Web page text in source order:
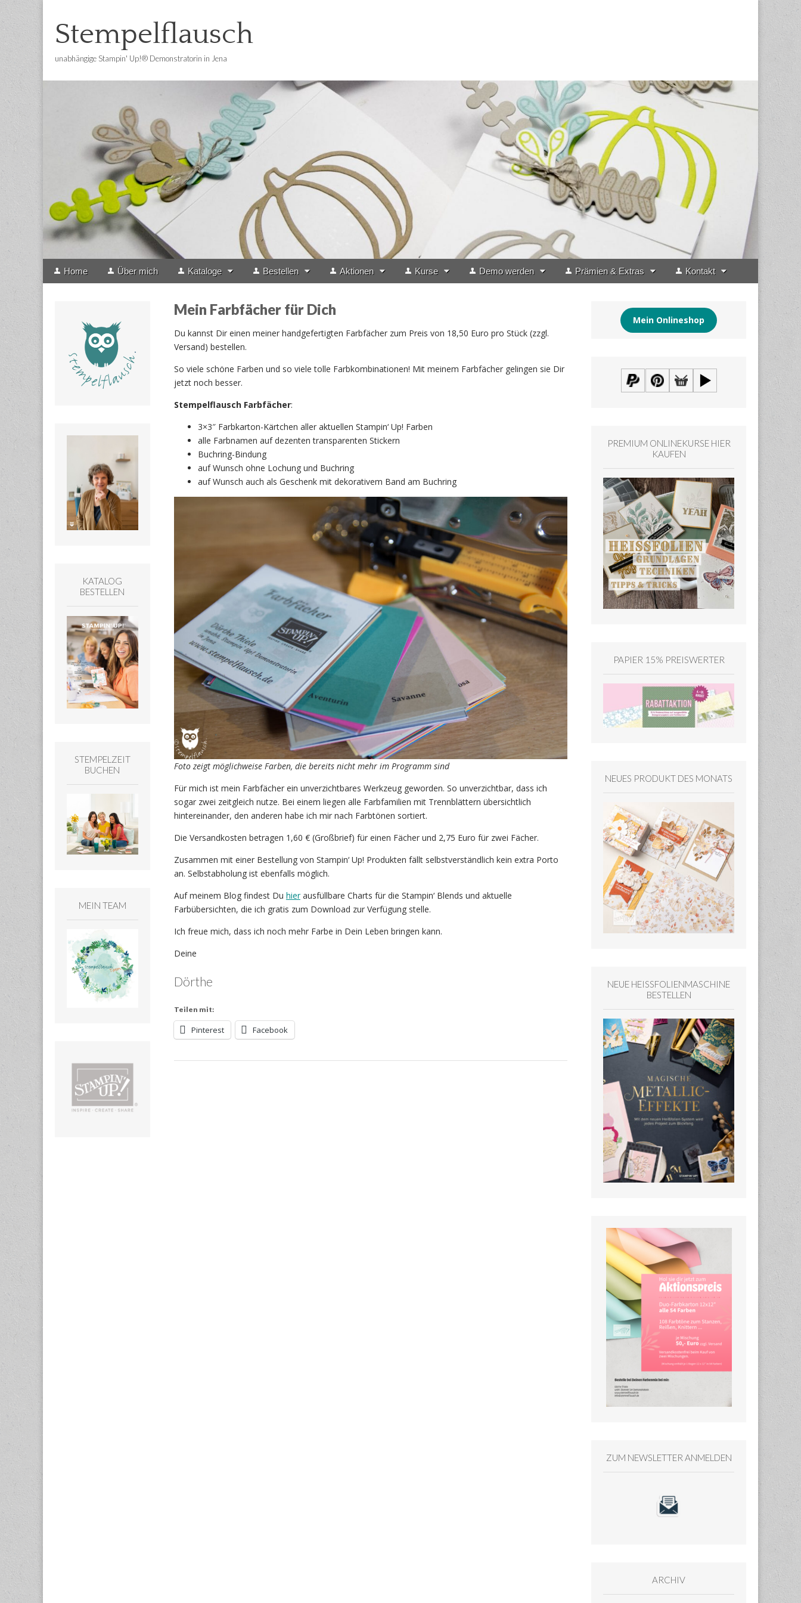
Stempelflausch
unabhängige Stampin' Up!® Demonstratorin in Jena
Main
Skip
Home Über mich Kataloge Bestellen Aktionen Kurse Demo werden Prämien & Extras Kontakt
Mein Farbfächer für Dich
Du kannst Dir einen meiner handgefertigten Farbfächer zum Preis von 18,50 Euro pro Stück (zzgl.
Versand) bestellen.
So viele schöne Farben und so viele tolle Farbkombinationen! Mit meinem Farbfächer gelingen sie Dir
jetzt noch besser.
Stempelflausch Farbfächer:
3×3″ Farbkarton-Kärtchen aller aktuellen Stampin‘ Up! Farben
alle Farbnamen auf dezenten transparenten Stickern
Buchring-Bindung
auf Wunsch ohne Lochung und Buchring
auf Wunsch auch als Geschenk mit dekorativem Band am Buchring
Foto zeigt möglichweise Farben, die bereits nicht mehr im Programm sind
Für mich ist mein Farbfächer ein unverzichtbares Werkzeug geworden. So unverzichtbar, dass ich
sogar zwei zeitgleich nutze. Bei einem liegen alle Farbfamilien mit Trennblättern übersichtlich
hintereinander, den anderen habe ich mir nach Farbtönen sortiert.
Die Versandkosten betragen 1,60 € (Großbrief) für einen Fächer und 2,75 Euro für zwei Fächer.
Zusammen mit einer Bestellung von Stampin‘ Up! Produkten fällt selbstverständlich kein extra Porto
an. Selbstabholung ist ebenfalls möglich.
Auf meinem Blog findest Du hierausfüllbare Charts für die Stampin‘ Blends und aktuelle
Farbübersichten, die ich gratis zum Download zur Verfügung stelle.
Ich freue mich, dass ich noch mehr Farbe in Dein Leben bringen kann.
Deine
Dörthe
Teilen mit:
Pinterest Facebook
KATALOG
BESTELLEN
STEMPELZEIT
BUCHEN
MEIN TEAM
Mein Onlineshop
PREMIUM ONLINEKURSE HIER
KAUFEN
PAPIER 15% PREISWERTER
NEUES PRODUKT DES MONATS
NEUE HEISSFOLIENMASCHINE
BESTELLEN
ZUM NEWSLETTER ANMELDEN
ARCHIV